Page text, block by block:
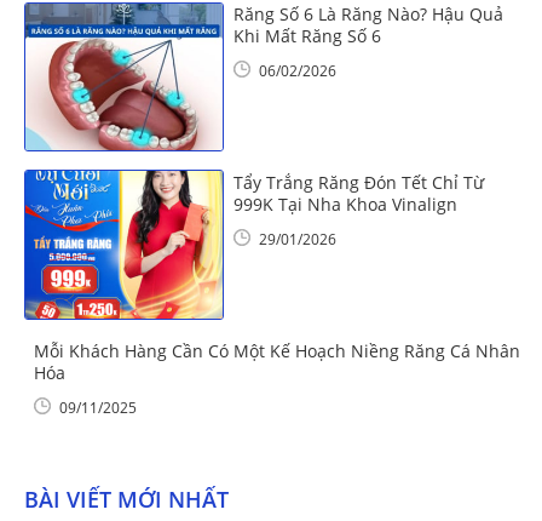
Răng Số 6 Là Răng Nào? Hậu Quả
Khi Mất Răng Số 6
06/02/2026
Tẩy Trắng Răng Đón Tết Chỉ Từ
999K Tại Nha Khoa Vinalign
29/01/2026
Mỗi Khách Hàng Cần Có Một Kế Hoạch Niềng Răng Cá Nhân
Hóa
09/11/2025
BÀI VIẾT MỚI NHẤT